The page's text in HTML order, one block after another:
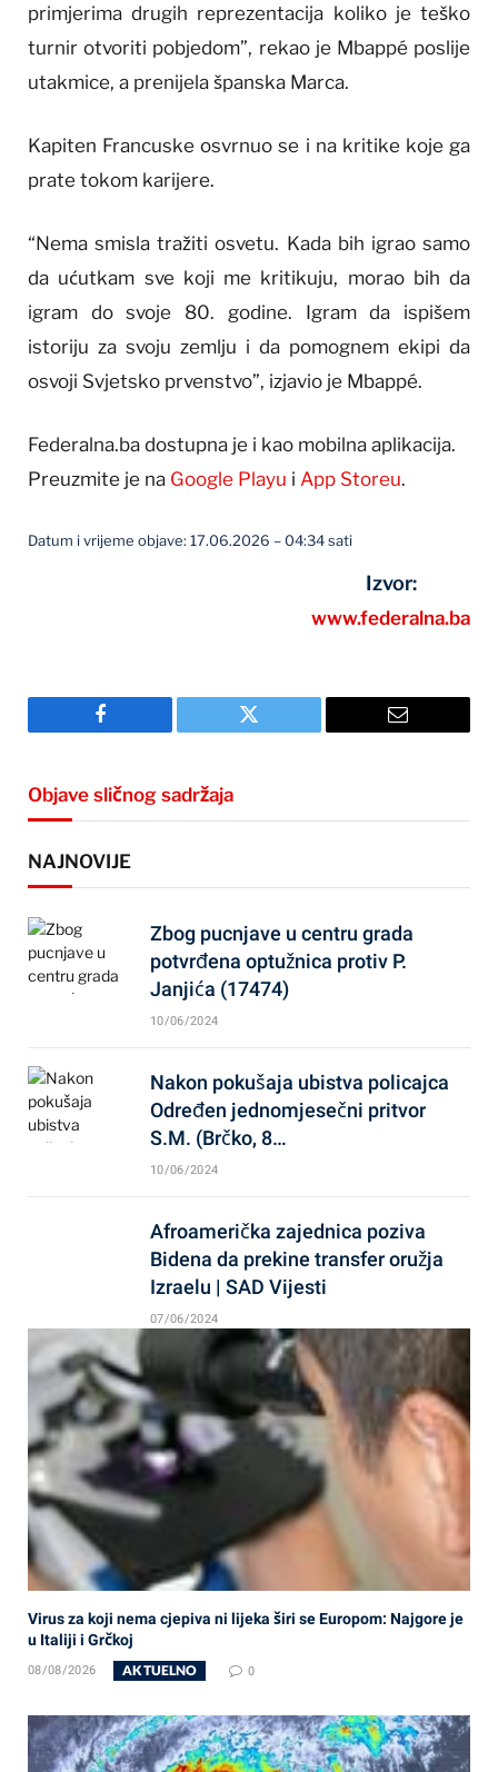
primjerima drugih reprezentacija koliko je teško
turnir otvoriti pobjedom”, rekao je Mbappé poslije
utakmice, a prenijela španska Marca.
Kapiten Francuske osvrnuo se i na kritike koje ga
prate tokom karijere.
“Nema smisla tražiti osvetu. Kada bih igrao samo
da ućutkam sve koji me kritikuju, morao bih da
igram do svoje 80. godine. Igram da ispišem
istoriju za svoju zemlju i da pomognem ekipi da
osvoji Svjetsko prvenstvo”, izjavio je Mbappé.
Federalna.ba dostupna je i kao mobilna aplikacija.
Preuzmite je na Google Playu i App Storeu.
Datum i vrijeme objave: 17.06.2026 – 04:34 sati
Izvor:
www.federalna.ba
Facebook Twitter Email
Objave sličnog sadržaja
NAJNOVIJE
Zbog pucnjave u centru grada
potvrđena optužnica protiv P.
Janjića (17474)
10/06/2024
Nakon pokušaja ubistva policajca
Određen jednomjesečni pritvor
S.M. (Brčko, 8…
10/06/2024
Afroamerička zajednica poziva
Bidena da prekine transfer oružja
Izraelu | SAD Vijesti
07/06/2024
Virus za koji nema cjepiva ni lijeka širi se Europom: Najgore je
u Italiji i Grčkoj
08/08/2026 AKTUELNO 0